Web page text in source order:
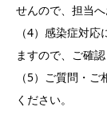
せんので、担当へ
（4）感染症対
ますので、ご確認
（5）ご質問・
ください。